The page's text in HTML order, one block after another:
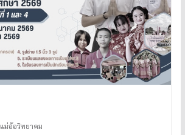
แม่อ้อวิทยาคม